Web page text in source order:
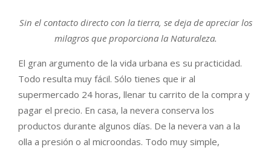
Sin el contacto directo con la tierra, se deja de apreciar los
milagros que proporciona la Naturaleza.
El gran argumento de la vida urbana es su practicidad.
Todo resulta muy fácil. Sólo tienes que ir al
supermercado 24 horas, llenar tu carrito de la compra y
pagar el precio. En casa, la nevera conserva los
productos durante algunos días. De la nevera van a la
olla a presión o al microondas. Todo muy simple,